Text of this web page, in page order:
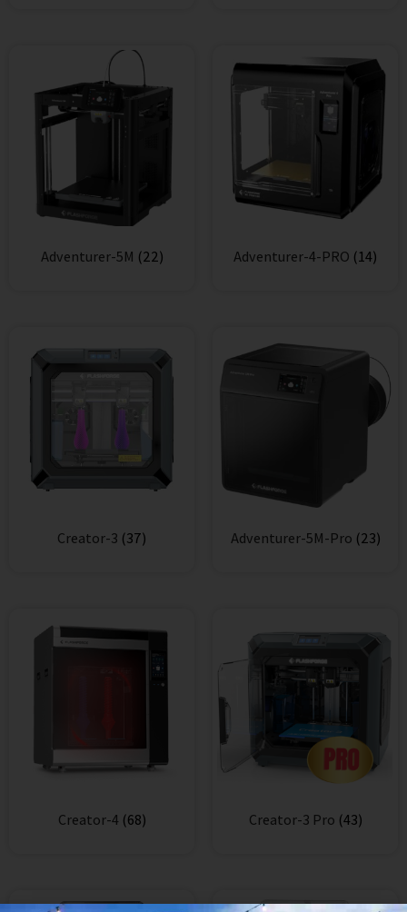
Adventurer-4-PRO (14)
Adventurer-5M (22)
Adventurer-5M-Pro (23)
Creator-3 (37)
Creator-3 Pro (43)
Creator-4 (68)